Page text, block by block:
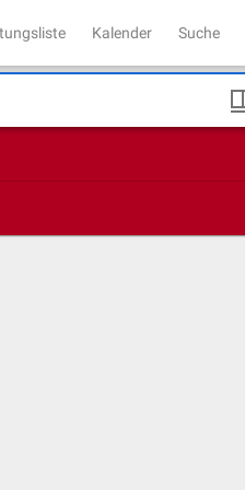
Kalender Suche